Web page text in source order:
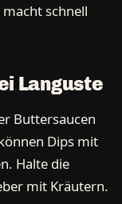
schnell
Languste
Buttersaucen
Dips mit
Halte die
mit Kräutern.